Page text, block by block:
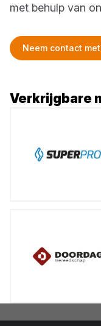
met behulp van
Neem contact
Verkrijgbare